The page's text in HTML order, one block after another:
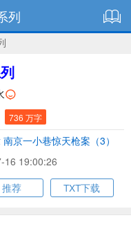
列
736 万字
京一小巷惊天枪案（3）
16 19:00:26
推荐 TXT下载